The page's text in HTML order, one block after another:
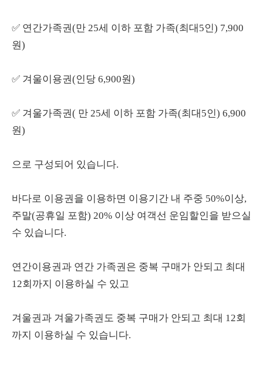
✅ 연간가족권(만 25세 이하 포함 가족(최대5인) 7,900
원)
✅ 겨울이용권(인당 6,900원)
✅ 겨울가족권( 만 25세 이하 포함 가족(최대5인) 6,900
원)
으로 구성되어 있습니다.
바다로 이용권을 이용하면 이용기간 내 주중 50%이상,
주말(공휴일 포함) 20% 이상 여객선 운임할인을 받으실
수 있습니다.
연간이용권과 연간 가족권은 중복 구매가 안되고 최대
12회까지 이용하실 수 있고
겨울권과 겨울가족권도 중복 구매가 안되고 최대 12회
까지 이용하실 수 있습니다.